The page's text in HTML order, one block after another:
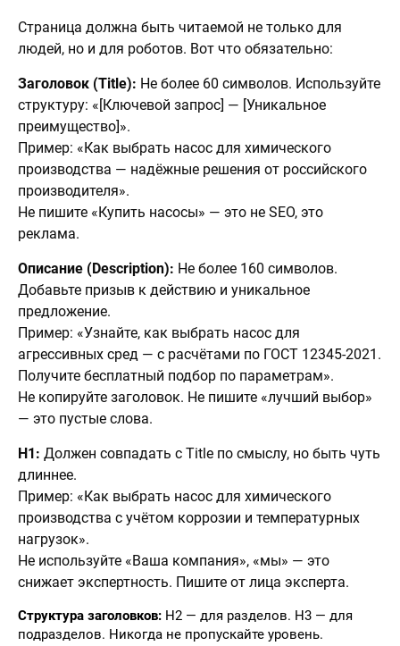
Страница должна быть читаемой не только для
людей, но и для роботов. Вот что обязательно:
Заголовок (Title): Не более 60 символов. Используйте
структуру: «[Ключевой запрос] — [Уникальное
преимущество]».
Пример: «Как выбрать насос для химического
производства — надёжные решения от российского
производителя».
Не пишите «Купить насосы» — это не SEO, это
реклама.
Описание (Description): Не более 160 символов.
Добавьте призыв к действию и уникальное
предложение.
Пример: «Узнайте, как выбрать насос для
агрессивных сред — с расчётами по ГОСТ 12345-2021.
Получите бесплатный подбор по параметрам».
Не копируйте заголовок. Не пишите «лучший выбор»
— это пустые слова.
H1: Должен совпадать с Title по смыслу, но быть чуть
длиннее.
Пример: «Как выбрать насос для химического
производства с учётом коррозии и температурных
нагрузок».
Не используйте «Ваша компания», «мы» — это
снижает экспертность. Пишите от лица эксперта.
Структура заголовков: H2 — для разделов. H3 — для
подразделов. Никогда не пропускайте уровень.